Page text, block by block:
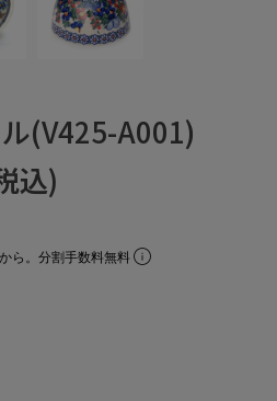
(V425-A001)
込)
から。分割手数料無料